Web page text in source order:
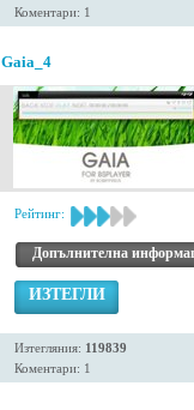
Коментари: 1
Gaia_4
Рейтинг:
Допълнителна
ИЗТЕГЛИ
Изтегляния: 119839
Коментари: 1